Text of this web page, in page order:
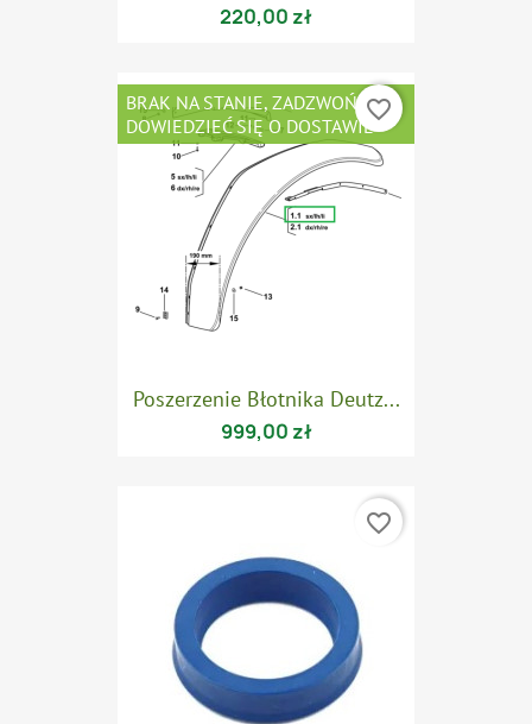
220,00 zł
Poszerzenie Błotnika Deutz...
999,00 zł
BRAK NA STANIE, ZADZWOŃ ABY
DOWIEDZIEĆ SIĘ O DOSTAWIE
favorite_border
favorite_border